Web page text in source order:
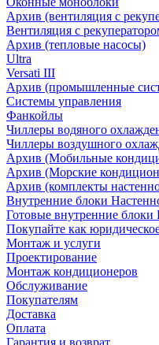
Архив (вентиляция с
Вентиляция с
Архив (тепловые насосы)
Ultra
Versati III
Архив (промышленные
Системы управления
Фанкойлы
Чиллеры водяного
Чиллеры воздушного
Архив (Мобильные
Архив (Морские
Архив (комплекты
Внутренние блоки
Готовые внутренние
Покупайте как
Монтаж и услуги
Проектирование
Монтаж кондиционеров
Обслуживание
Покупателям
Доставка
Оплата
Гарантия и возврат